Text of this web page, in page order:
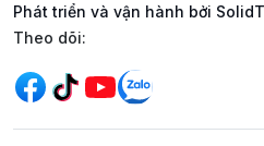
Phát triển và vận hành bởi
Mạng xã hội
Theo dõi: